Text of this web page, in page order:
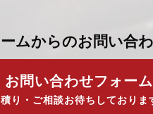
ムからのお問い合
お問い合わせフォーム
り・ご相談お待ちしておりま